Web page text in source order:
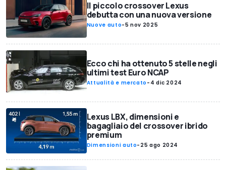
Il piccolo crossover Lexus
debutta con una nuova versione
Nuove auto-5 nov 2025
Ecco chi ha ottenuto 5 stelle negli
ultimi test Euro NCAP
Attualità e mercato - 4 dic 2024
Lexus LBX, dimensioni e
bagagliaio del crossover ibrido
premium
Dimensioni auto- 25 ago 2024